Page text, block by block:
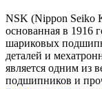
NSK (Nippon Seiko
основанная в 1916
шариковых
деталей и
является одним из
подшипников и